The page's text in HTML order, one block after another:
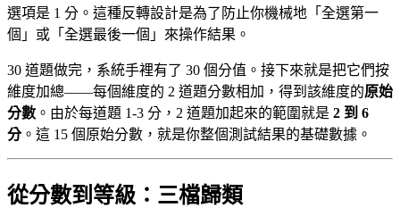
選項是 1 分。這種反轉設計是為了防止你機械地「全選第一
個」或「全選最後一個」來操作結果。
30 道題做完，系統手裡有了 30 個分值。接下來就是把它們按
維度加總——每個維度的 2 道題分數相加，得到該維度的原始
分數 。由於每道題 1-3 分，2 道題加起來的範圍就是 2 到 6
分。這 15 個原始分數，就是你整個測試結果的基礎數據。
從分數到等級：三檔歸類